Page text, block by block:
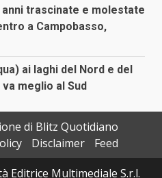
anni trascinate e molestate
a Campobasso,
ai laghi del Nord e del
meglio al Sud
di Blitz Quotidiano
Disclaimer
Feed
Editrice Multimediale S.r.l.